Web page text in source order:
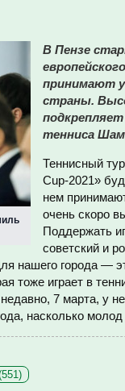
В Пензе
принимают
страны.
тенниса
Теннисный
Cup-2021»
нем
очень скоро
Поддержать
советский и
нашего города —
тоже играет в
7 марта, у
насколько молод